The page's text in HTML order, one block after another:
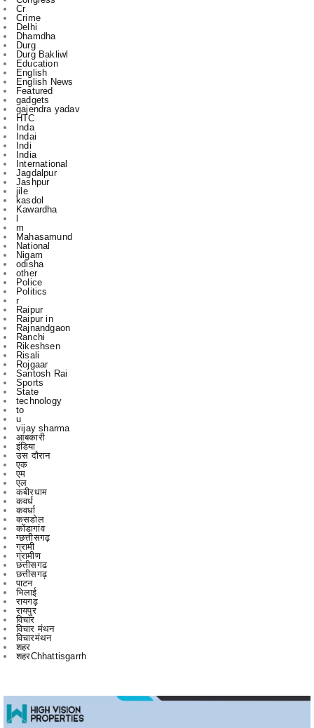
Durg
Durg Bakliwl
Education
English
English News
Featured
gadgets
gajendra yadav
HTC
Inda
Indai
Indi
India
International
Jagdalpur
Jashpur
jile
kasdol
Kawardha
l
m
Mahasamund
National
Nigam
odisha
other
Police
Politics
r
Raipur
Raipur in
Rajnandgaon
Ranchi
Rikeshsen
Risali
Rojgaar
Santosh Rai
Sports
State
technology
to
u
vijay sharma
आबकारी
इंडिया
उस दौरान
एक
एम
एल
कबीरधाम
कवर्ध
कवर्धा
कसडोल
कोंडागांव
ग्छत्तीसगढ़
ग्रामी
ग्रामीण
छत्तीसगढ
छत्तीसगढ़
पाटन
भिलाई
रायगढ़
रायपुर
विचार
विचार मंथन
विचारमंथन
शहर
शहरChhattisgarrh